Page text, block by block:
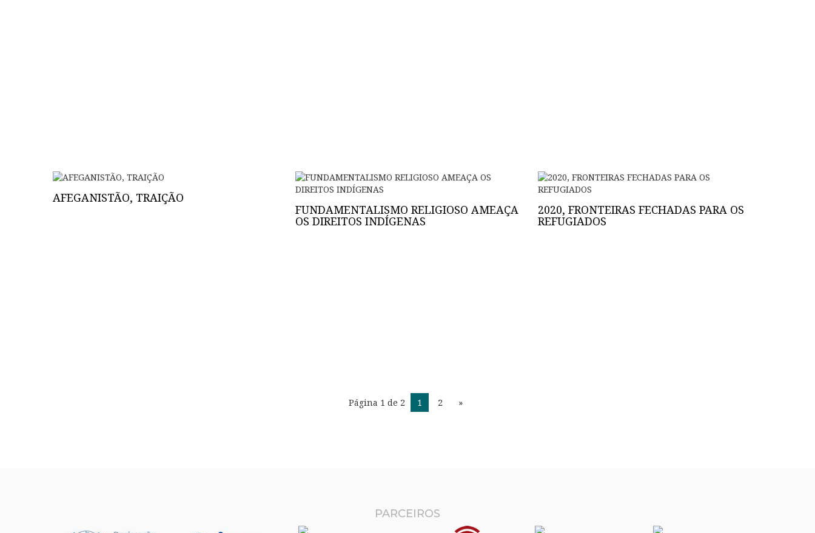
AFEGANISTÃO, TRAIÇÃO
FUNDAMENTALISMO RELIGIOSO AMEAÇA
OS DIREITOS INDÍGENAS
2020, FRONTEIRAS FECHADAS PARA OS
REFUGIADOS
Página 1 de 2 1 2 »
PARCEIROS